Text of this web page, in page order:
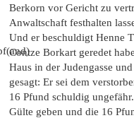
Berkorn vor Gericht zu
Anwaltschaft festhalten
Und er beschuldigt Henne
Contze Borkart geredet
Haus in der Judengasse
gesagt: Er sei dem
16 Pfund schuldig
Gülte geben und die 16